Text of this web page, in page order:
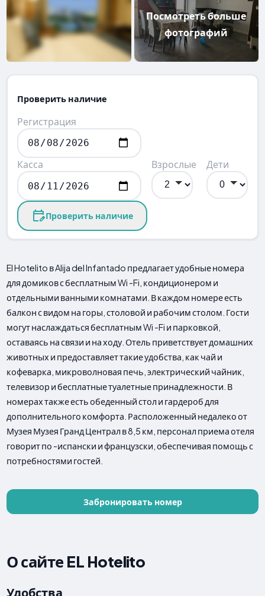
Посмотреть больше
фотографий
Проверить наличие
Регистрация
Касса Взрослые Дети
Проверить наличие
El Hotelito в Alija del Infantado предлагает удобные номера
для домиков с бесплатным Wi -Fi, кондиционером и
отдельными ванными комнатами. В каждом номере есть
балкон с видом на горы, столовой и рабочим столом. Гости
могут наслаждаться бесплатным Wi -Fi и парковкой,
оставаясь на связи и на ходу. Отель приветствует домашних
животных и предоставляет такие удобства, как чай и
кофеварка, микроволновая печь, электрический чайник,
телевизор и бесплатные туалетные принадлежности. В
номерах также есть обеденный стол и гардероб для
дополнительного комфорта. Расположенный недалеко от
Музея Музея Гранд Централ в 8,5 км, персонал приема отеля
говорит по -испански и французски, обеспечивая помощь с
потребностями гостей.
Забронировать номер
О сайте EL Hotelito
Удобства